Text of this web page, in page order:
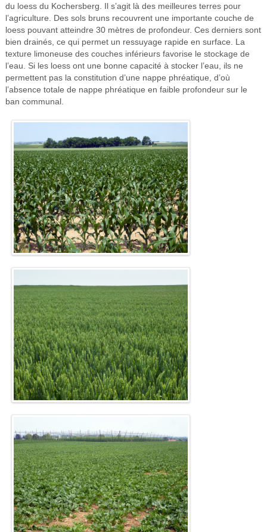
du loess du Kochersberg. Il s’agit là des meilleures terres pour
l’agriculture. Des sols bruns recouvrent une importante couche de
loess pouvant atteindre 30 mètres de profondeur. Ces derniers sont
bien drainés, ce qui permet un ressuyage rapide en surface. La
texture limoneuse des couches inférieurs favorise le stockage de
l’eau. Si les loess ont une bonne capacité à stocker l’eau, ils ne
permettent pas la constitution d’une nappe phréatique, d’où
l’absence totale de nappe phréatique en faible profondeur sur le
ban communal.